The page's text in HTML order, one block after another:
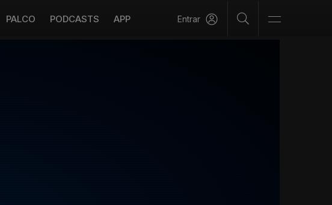
PALCO PODCASTS APP Entrar